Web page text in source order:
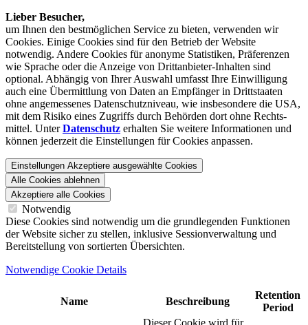
Lieber Besucher,
um Ihnen den best­möglichen Service zu bieten, verwenden wir
Cookies. Einige Cookies sind für den Betrieb der Website
notwendig. Andere Cookies für anonyme Statistiken, Präferenzen
wie Sprache oder die Anzeige von Dritt­anbieter-Inhalten sind
optional. Abhängig von Ihrer Auswahl umfasst Ihre Einwilligung
auch eine Übermittlung von Daten an Empfänger in Drittstaaten
ohne angemessenes Daten­schutz­niveau, wie insbesondere die USA,
mit dem Risiko eines Zugriffs durch Behörden dort ohne Rechts­
mittel. UnterDatenschutz erhalten Sie weitere Informationen und
können jederzeit die Einstellungen für Cookies anpassen.
Einstellungen Akzeptiere ausgewählte Cookies
Alle Cookies ablehnen
Akzeptiere alle Cookies
Notwendig
Diese Cookies sind notwendig um die grundlegenden Funktionen
der Website sicher zu stellen, inklusive Sessionverwaltung und
Bereitstellung von sortierten Übersichten.
Notwendige Cookie Details
Name Beschreibung
Retention
Period
Dieser Cookie wird für